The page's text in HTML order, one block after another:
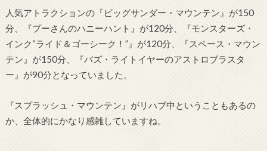
人気アトラクションの『ビッグサンダー・マウンテン』が150
分、『プーさんのハニーハント』が120分、『モンスターズ・
インク“ライド＆ゴーシーク！”』が120分、『スペース・マウン
テン』が150分、『バズ・ライトイヤーのアストロブラスタ
ー』が90分となっていました。
『スプラッシュ・マウンテン』がリハブ中ということもあるの
か、全体的にかなり感雑していますね。